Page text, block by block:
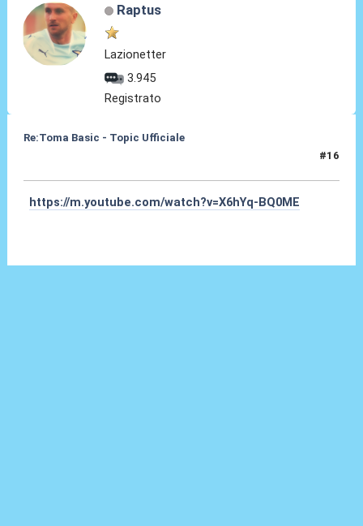
Raptus
Lazionetter
3.945
Registrato
Re:Toma Basic - Topic Ufficiale
#16
https://m.youtube.com/watch?v=X6hYq-BQ0ME